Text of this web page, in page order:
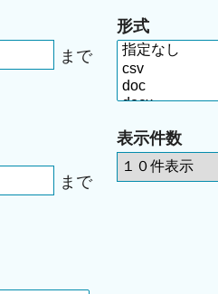
まで
まで
形式
表示件数